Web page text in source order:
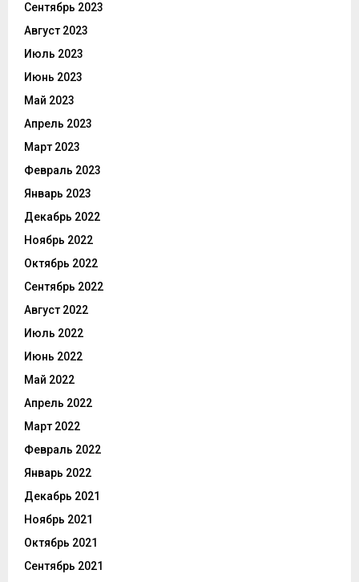
Сентябрь 2023
Август 2023
Июль 2023
Июнь 2023
Май 2023
Апрель 2023
Март 2023
Февраль 2023
Январь 2023
Декабрь 2022
Ноябрь 2022
Октябрь 2022
Сентябрь 2022
Август 2022
Июль 2022
Июнь 2022
Май 2022
Апрель 2022
Март 2022
Февраль 2022
Январь 2022
Декабрь 2021
Ноябрь 2021
Октябрь 2021
Сентябрь 2021